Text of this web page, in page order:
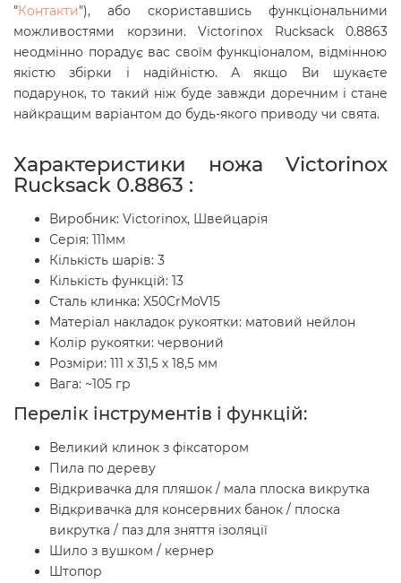
"Контакти"), або скориставшись функціональними
можливостями корзини. Victorinox Rucksack 0.8863
неодмінно порадує вас своїм функціоналом, відмінною
якістю збірки і надійністю. А якщо Ви шукаєте
подарунок, то такий ніж буде завжди доречним і стане
найкращим варіантом до будь-якого приводу чи свята.
Характеристики ножа Victorinox
Rucksack 0.8863 :
Виробник: Victorinox, Швейцарія
Серія: 111мм
Кількість шарів: 3
Кількість функцій: 13
Сталь клинка: X50CrMoV15
Матеріал накладок рукоятки: матовий нейлон
Колір рукоятки: червоний
Розміри: 111 х 31,5 х 18,5 мм
Вага: ~105 гр
Перелік інструментів і функцій:
Великий клинок з фіксатором
Пила по дереву
Відкривачка для пляшок / мала плоска викрутка
Відкривачка для консервних банок / плоска
викрутка / паз для зняття ізоляції
Шило з вушком / кернер
Штопор